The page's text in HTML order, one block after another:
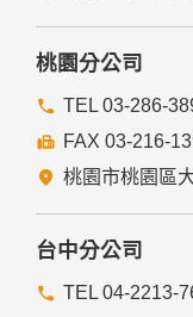
他個人、團體、私
務者，不在此限。
前項但書之情形包括
經由您書面同意。
法律明文規定。
與公務機關或學術
研究而有必要，且資
無從識別特定之當事
當您在網站的行為，
桃園分公司
TEL 03-286-
FAX 03-216-
桃園市桃園區
台中分公司
TEL 04-2213-